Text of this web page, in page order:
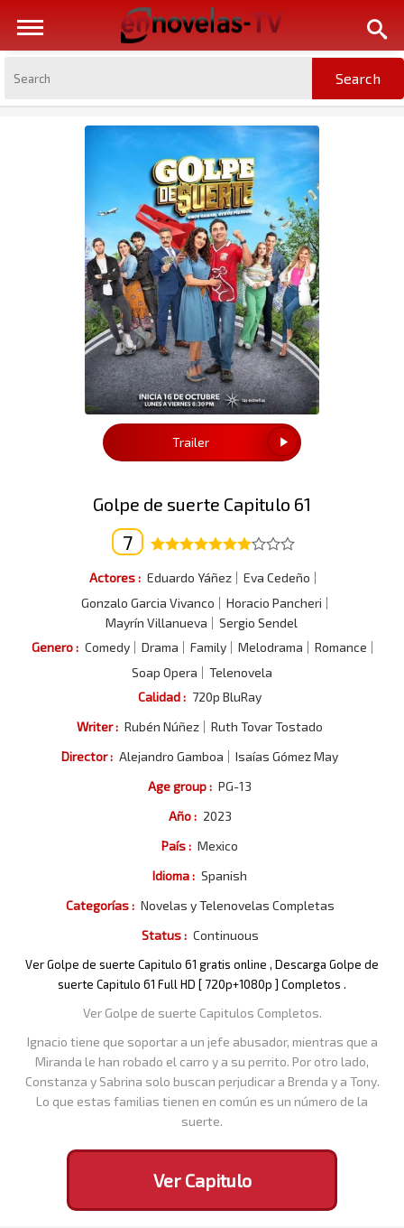
Trailer
Golpe de suerte Capitulo 61
7
Actores : Eduardo Yáñez
Eva Cedeño
Gonzalo Garcia Vivanco
Horacio Pancheri
Mayrín Villanueva
Sergio Sendel
Genero : Comedy Drama Family Melodrama
Romance
Soap Opera
Telenovela
Calidad : 720p BluRay
Writer : Rubén Núñez
Ruth Tovar Tostado
Director : Alejandro Gamboa
Isaías Gómez May
Age group : PG-13
Año : 2023
País : Mexico
Idioma : Spanish
Categorías : Novelas y Telenovelas Completas
Status : Continuous
Ver Golpe de suerte Capitulo 61 gratis online , Descarga Golpe de
suerte Capitulo 61 Full HD [ 720p+1080p ] Completos .
Ver Golpe de suerte Capitulos Completos.
Ignacio tiene que soportar a un jefe abusador, mientras que a
Miranda le han robado el carro y a su perrito. Por otro lado,
Constanza y Sabrina solo buscan perjudicar a Brenda y a Tony.
Lo que estas familias tienen en común es un número de la
suerte.
Ver Capitulo